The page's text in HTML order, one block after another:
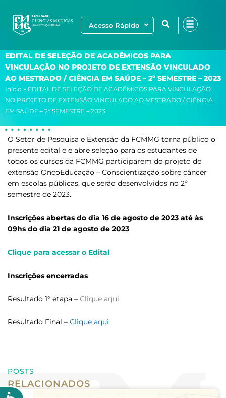
para
Acesso Rápido
EDITAL DE SELEÇÃO DE ACADÊMICOS PARA
VINCULAÇÃO NO PROJETO DE EXTENSÃO VINCULADO
AO MESTRADO / CIÊNCIA EM SAÚDE – 2º SEMESTRE – 2023
Início » EDITAL DE SELEÇÃO DE ACADÊMICOS PARA VINCULAÇÃO
NO PROJETO DE EXTENSÃO VINCULADO AO MESTRADO / CIÊNCIA
EM SAÚDE – 2º SEMESTRE – 2023
O Setor de Pesquisa e Extensão da FCMMG torna público o
presente edital e e abre seleção para os estudantes de
todos os cursos da FCMMG participarem do projeto de
extensão OncoEducação – Conscientização sobre câncer
em escolas públicas, que serão desenvolvidos no 2º
semestre de 2023.
Inscrições abertas do dia 16 de agosto de 2023 até às
09hs do dia 21 de agosto de 2023
Clique para acessar o Edital
Inscrições encerradas
Resultado 1° etapa – Clique aqui
Resultado Final – Clique aqui
POSTS
RELACIONADOS